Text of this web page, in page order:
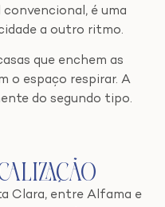
é uma
a outro ritmo.
que enchem as
o espaço respirar. A
do segundo tipo.
Clara, entre Alfama e